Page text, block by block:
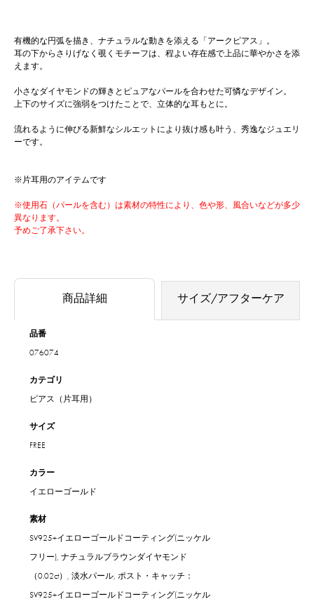
有機的な円弧を描き、ナチュラルな動きを添える「アークピアス」。
耳の下からさりげなく覗くモチーフは、程よい存在感で上品に華やかさを添
えます。
小さなダイヤモンドの輝きとピュアなパールを合わせた可憐なデザイン。
上下のサイズに強弱をつけたことで、立体的な耳もとに。
流れるように伸びる新鮮なシルエットにより抜け感も叶う、秀逸なジュエリ
ーです。
※片耳用のアイテムです
※使用石（パールを含む）は素材の特性により、色や形、風合いなどが多少
異なります。
予めご了承下さい。
商品詳細 サイズ/アフターケア
品番
076074
カテゴリ
ピアス（片耳用）
サイズ
FREE
カラー
イエローゴールド
素材
SV925+イエローゴールドコーティング(ニッケル
フリー), ナチュラルブラウンダイヤモンド
（0.02ct）, 淡水パール, ポスト・キャッチ：
SV925+イエローゴールドコーティング(ニッケル